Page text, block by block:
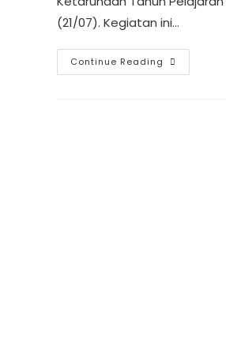
(21/07). Kegiatan ini…
Continue Reading